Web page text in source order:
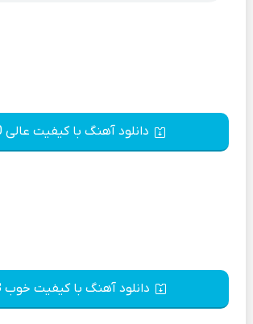
دانلود آهنگ با کیفیت عالی 320
دانلود آهنگ با کیفیت خوب 128